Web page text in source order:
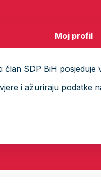
Moj profil
SDP BiH
i ažuriraju